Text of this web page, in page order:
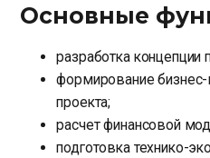
Основные
разработка концепции
формирование
проекта;
расчет финансовой
подготовка технико-